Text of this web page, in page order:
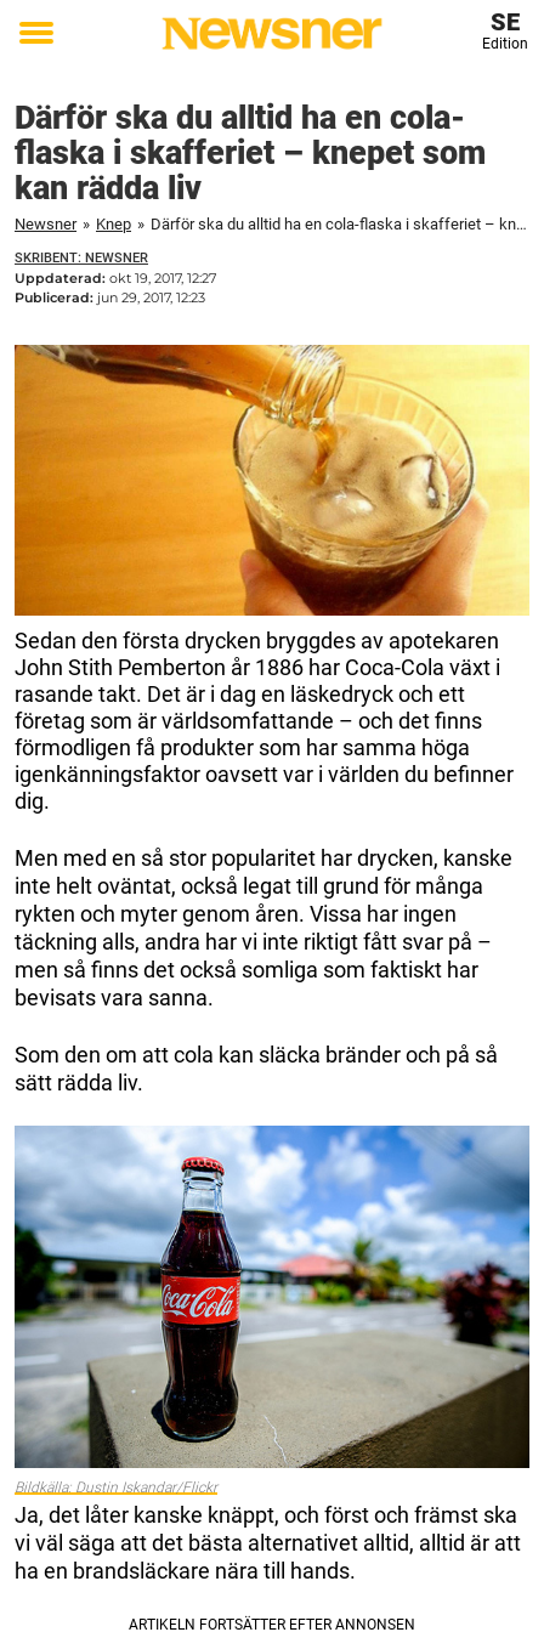
Toggle
SE
Edition
Därför ska du alltid ha en cola-
flaska i skafferiet – knepet som
kan rädda liv
Newsner » Knep » Därför ska du alltid ha en cola-flaska i skafferiet – knepet som kan rädda liv
SKRIBENT: NEWSNER
Uppdaterad: okt 19, 2017, 12:27
Publicerad: jun 29, 2017, 12:23
Sedan den första drycken bryggdes av apotekaren
John Stith Pemberton år 1886 har Coca-Cola växt i
rasande takt. Det är i dag en läskedryck och ett
företag som är världsomfattande – och det finns
förmodligen få produkter som har samma höga
igenkänningsfaktor oavsett var i världen du befinner
dig.
Men med en så stor popularitet har drycken, kanske
inte helt oväntat, också legat till grund för många
rykten och myter genom åren. Vissa har ingen
täckning alls, andra har vi inte riktigt fått svar på –
men så finns det också somliga som faktiskt har
bevisats vara sanna.
Som den om att cola kan släcka bränder och på så
sätt rädda liv.
Bildkälla: Dustin Iskandar/Flickr
Ja, det låter kanske knäppt, och först och främst ska
vi väl säga att det bästa alternativet alltid, alltid är att
ha en brandsläckare nära till hands.